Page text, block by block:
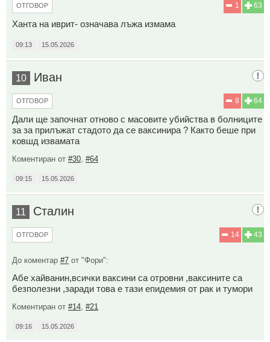
63
1
ОТГОВОР
Ханта на иврит- означава лъжа измама
09:13 15.05.2026
10 Иван
64
8
ОТГОВОР
Дали ще започнат отново с масовите убийства в болниците
за за прилъжат стадото да се ваксинира ? Както беше при
ковшд извамата
Коментиран от #30 #64
09:15 15.05.2026
11 Сталин
43
14
ОТГОВОР
До коментар #7 от "Фори":
Абе хайванин,всички ваксини са отровни ,ваксините са
безполезни ,заради това е тази епидемия от рак и тумори
Коментиран от #14 #21
09:16 15.05.2026